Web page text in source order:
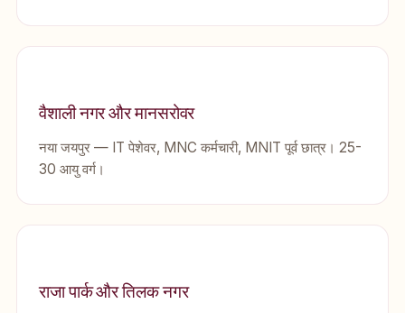
वैशाली नगर और मानसरोवर
नया जयपुर — IT पेशेवर, MNC कर्मचारी, MNIT पूर्व छात्र। 25-
30 आयु वर्ग।
राजा पार्क और तिलक नगर